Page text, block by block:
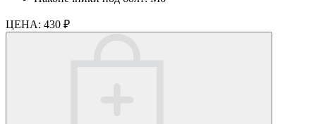
ЦЕНА: 430 ₽